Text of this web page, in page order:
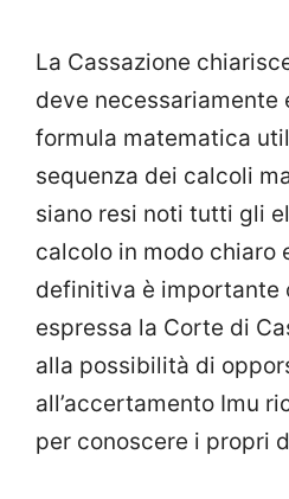
La Cassazione
deve necessariamente
formula matematica
sequenza dei calcoli
siano resi noti tutti gli
calcolo in modo chiaro
definitiva è importante
espressa la Corte di
alla possibilità di
all’accertamento Imu
per conoscere i propri